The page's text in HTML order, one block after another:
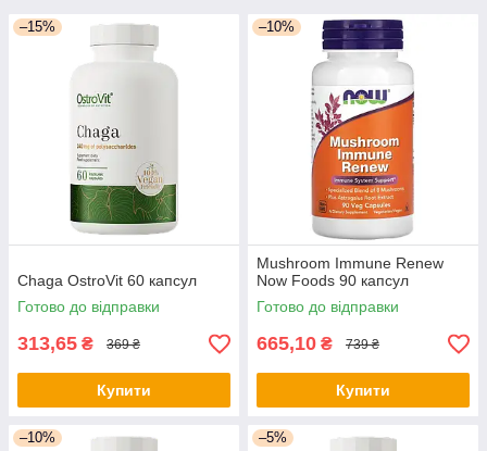
–15%
Chaga OstroVit 60 капсул
Готово до відправки
313,65 ₴ 369 ₴
Купити
–10%
Mushroom Immune Renew
Now Foods 90 капсул
Готово до відправки
665,10 ₴ 739 ₴
Купити
–10% –5%